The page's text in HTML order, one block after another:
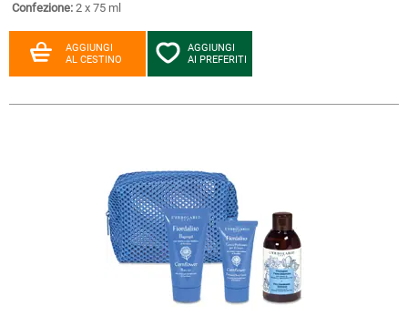
Confezione: 2 x 75 ml
AGGIUNGI
AL CESTINO
AGGIUNGI
AI PREFERITI